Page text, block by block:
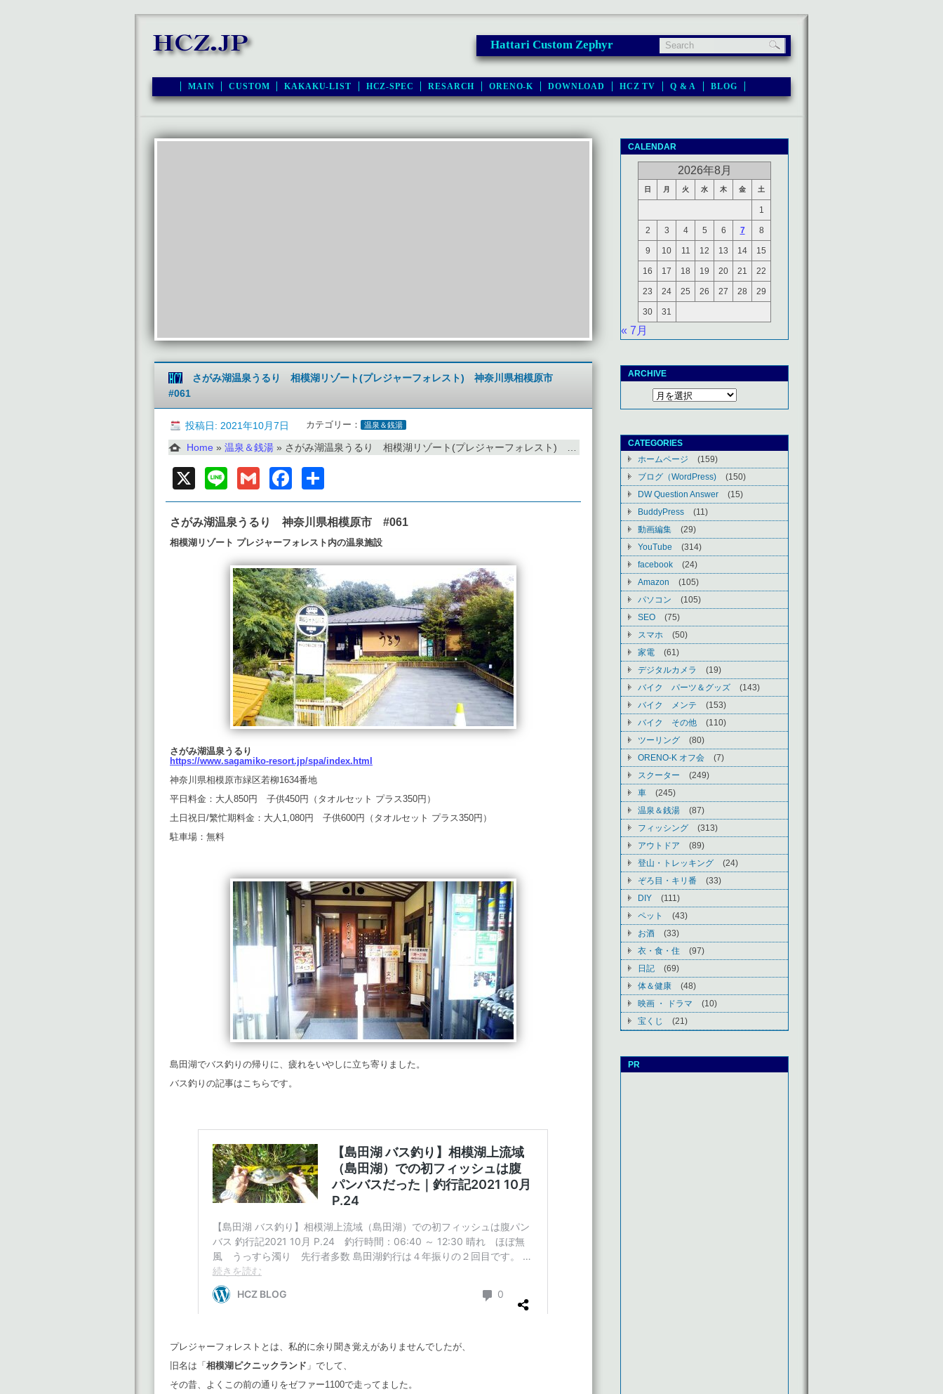
Hattari Custom Zephyr
MAIN CUSTOM KAKAKU-LIST HCZ-SPEC RESARCH ORENO-K DOWNLOAD HCZ TV Q & A BLOG
さがみ湖温泉うるり 相模湖リゾート(プレジャーフォレスト) 神奈川県相模原市
#061
投稿日: 2021年10月7日 カテゴリー： 温泉＆銭湯
Home » 温泉＆銭湯 » さがみ湖温泉うるり 相模湖リゾート(プレジャーフォレスト) 神奈川県相模原市 #061
X Line GmailFacebook
有
さがみ湖温泉うるり 神奈川県相模原市 #061
相模湖リゾート プレジャーフォレスト内の温泉施設
さがみ湖温泉うるり
https://www.sagamiko-resort.jp/spa/index.html
神奈川県相模原市緑区若柳1634番地
平日料金：大人850円 子供450円（タオルセット プラス350円）
土日祝日/繁忙期料金：大人1,080円 子供600円（タオルセット プラス350円）
駐車場：無料
島田湖でバス釣りの帰りに、疲れをいやしに立ち寄りました。
バス釣りの記事はこちらです。
プレジャーフォレストとは、私的に余り聞き覚えがありませんでしたが、
旧名は「 相模湖ピクニックランド 」でして、
その昔、よくこの前の通りをゼファー1100で走ってました。
CALENDAR
2026年8月
日 月 火 水 木 金 土
1
2 3 4 5 6 7 8
9 10 11 12 13 14 15
16 17 18 19 20 21 22
23 24 25 26 27 28 29
30 31
« 7月
ARCHIVE
CATEGORIES
ホームページ
(159)
ブログ（WordPress)
(150)
DW Question Answer
(15)
BuddyPress
(11)
動画編集
(29)
YouTube
(314)
facebook
(24)
Amazon
(105)
パソコン
(105)
SEO
(75)
スマホ
(50)
家電
(61)
デジタルカメラ
(19)
バイク パーツ＆グッズ
(143)
バイク メンテ
(153)
バイク その他
(110)
ツーリング
(80)
ORENO-K オフ会
(7)
スクーター
(249)
車
(245)
温泉＆銭湯
(87)
フィッシング
(313)
アウトドア
(89)
登山・トレッキング
(24)
ぞろ目・キリ番
(33)
DIY
(111)
ペット
(43)
お酒
(33)
衣・食・住
(97)
日記
(69)
体＆健康
(48)
映画 ・ ドラマ
(10)
宝くじ
(21)
PR